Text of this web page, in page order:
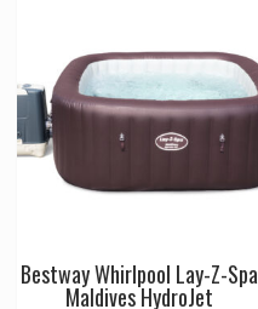
Bestway Whirlpool Lay-Z-Spa
Maldives HydroJet